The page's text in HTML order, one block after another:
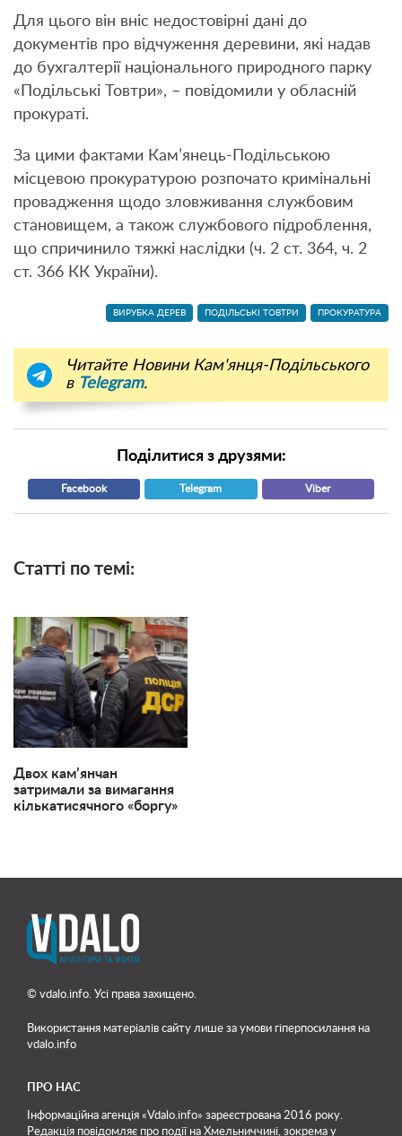
Для цього він вніс недостовірні дані до
документів про відчуження деревини, які надав
до бухгалтерії національного природного парку
«Подільські Товтри», – повідомили у обласній
прокураті.
За цими фактами Кам’янець-Подільською
місцевою прокуратурою розпочато кримінальні
провадження щодо зловживання службовим
становищем, а також службового підроблення,
що спричинило тяжкі наслідки (ч. 2 ст. 364, ч. 2
ст. 366 КК України).
ВИРУБКА ДЕРЕВ ПОДІЛЬСЬКІ ТОВТРИ ПРОКУРАТУРА
Читайте Новини Кам'янця-Подільського
в Telegram.
Поділитися з друзями:
Facebook Telegram Viber
Статті по темі:
Двох кам’янчан
затримали за вимагання
кількатисячного «боргу»
© vdalo.info. Усі права захищено.
Використання матеріалів сайту лише за умови гіперпосилання на
vdalo.info
ПРО НАС
Інформаційна агенція «Vdalo.info» зареєстрована 2016 року.
Редакція повідомляє про події на Хмельниччині, зокрема у